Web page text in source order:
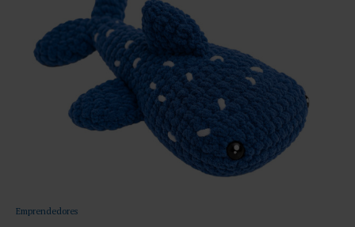
Emprendedores